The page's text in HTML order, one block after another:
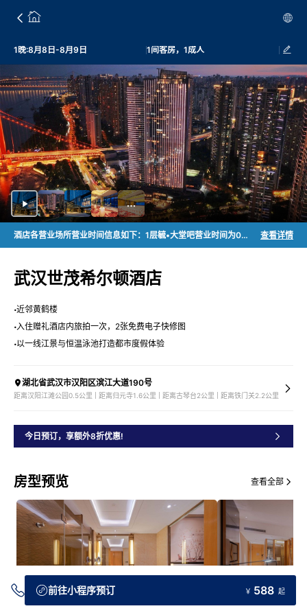
1晚:8月8日-8月9日 1间客房，1成人
酒店各营业场所营业时间信息如下：1层毓•大堂吧营业时间为08:00-23:00；2层玖中餐厅营业时间为午餐时段11:30-14:00, 晚餐时段17:30-21:30；3层汇全日餐厅早餐周一至周日6:30-11:00; 周末午餐时段为12:00-14:30；自助晚餐时段为17:30-21:30；预定婚房 / 生日布置客房需缴 2000 元押金，违规损毁、清洁、噪音产生费用将从中抵扣。 查看详情
武汉世茂希尔顿酒店
近邻黄鹤楼
入住赠礼酒店内旅拍一次，2张免费电子快修图
以一线江景与恒温泳池打造都市度假体验
湖北省武汉市汉阳区滨江大道190号
距离汉阳江滩公园0.5公里 | 距离归元寺1.6公里 | 距离古琴台2公里 | 距离铁门关2.2公里
今日预订，享额外8折优惠!
房型预览 查看全部
前往小程序预订 ￥ 588 起